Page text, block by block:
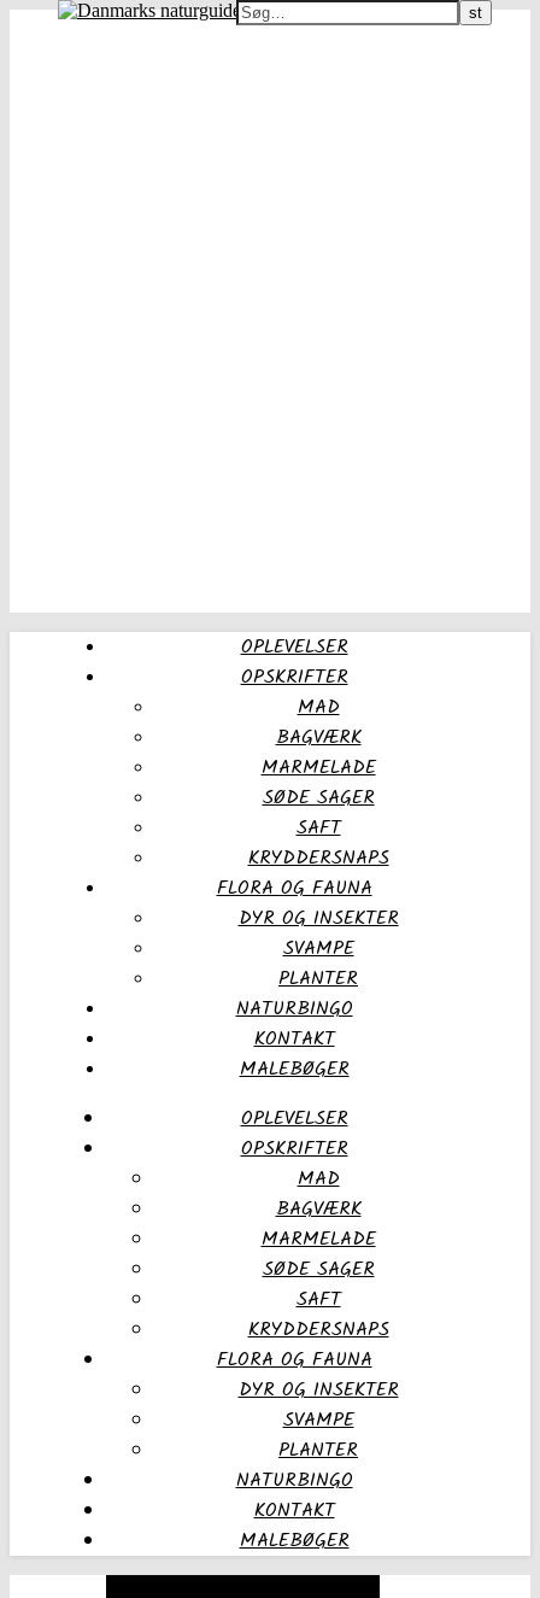
Danmarks naturguide
OPLEVELSER
OPSKRIFTER
MAD
BAGVÆRK
MARMELADE
SØDE SAGER
SAFT
KRYDDERSNAPS
FLORA OG FAUNA
DYR OG INSEKTER
SVAMPE
PLANTER
NATURBINGO
KONTAKT
MALEBØGER
OPLEVELSER
OPSKRIFTER
MAD
BAGVÆRK
MARMELADE
SØDE SAGER
SAFT
KRYDDERSNAPS
FLORA OG FAUNA
DYR OG INSEKTER
SVAMPE
PLANTER
NATURBINGO
KONTAKT
MALEBØGER